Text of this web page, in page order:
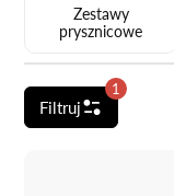
Zestawy
prysznicowe
Filtruj
1